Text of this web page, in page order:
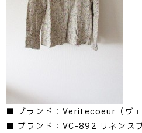
■ ブランド：Veritecoeur（ヴェ
■ ブランド：VC-892 リネンス